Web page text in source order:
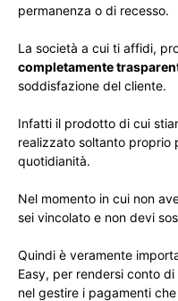
permanenza o di recesso.
La società a cui ti affidi,
completamente
soddisfazione del cliente.
Infatti il prodotto di cui
realizzato soltanto proprio
quotidianità.
Nel momento in cui non
sei vincolato e non devi
Quindi è veramente
Easy, per rendersi conto
nel gestire i pagamenti